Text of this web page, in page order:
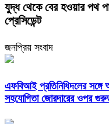
যুদ্ধ থেকে বের হওয়ার পথ
প্রেসিডেন্ট
জনপ্রিয় সংবাদ
এফবিআই প্রতিনিধিদলের সঙ্গে
সহযোগিতা জোরদারের ওপর